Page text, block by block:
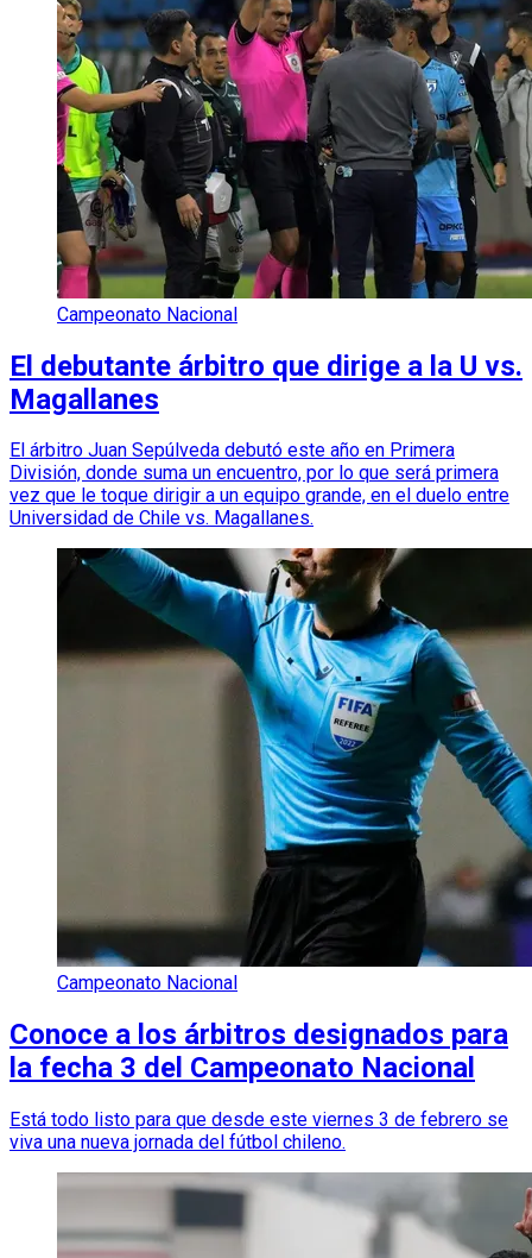
Campeonato Nacional
El debutante árbitro que dirige a la U vs.
Magallanes
El árbitro Juan Sepúlveda debutó este año en Primera
División, donde suma un encuentro, por lo que será primera
vez que le toque dirigir a un equipo grande, en el duelo entre
Universidad de Chile vs. Magallanes.
Campeonato Nacional
Conoce a los árbitros designados para
la fecha 3 del Campeonato Nacional
Está todo listo para que desde este viernes 3 de febrero se
viva una nueva jornada del fútbol chileno.